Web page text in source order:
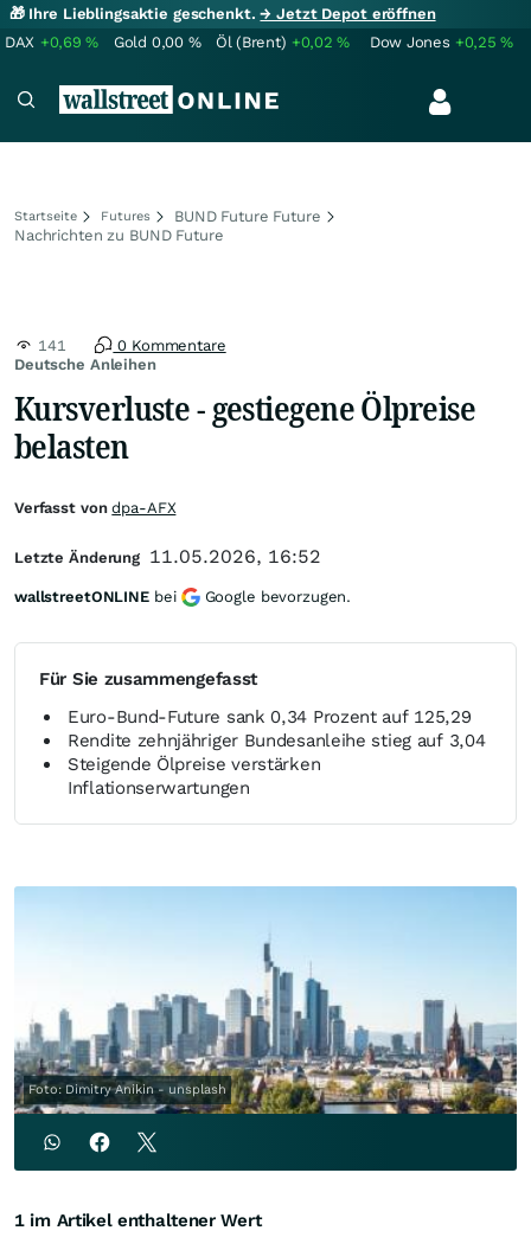
🎁 Ihre Lieblingsaktie geschenkt.→ Jetzt Depot eröffnen
DAX +0,69% Gold 0,00 % Öl (Brent) +0,02% Dow Jones +0,25%
Startseite Futures
BUND Future Future
Nachrichten zu BUND Future
Deutsche Anleihen
141 0 Kommentare
Kursverluste - gestiegene Ölpreise
belasten
Für Sie zusammengefasst
Euro-Bund-Future sank 0,34 Prozent auf 125,29
Rendite zehnjähriger Bundesanleihe stieg auf 3,04
Steigende Ölpreise verstärken
Inflationserwartungen
Foto: Dimitry Anikin - unsplash
Verfasst vondpa-AFX
Letzte Änderung 11.05.2026, 16:52
wallstreetONLINE bei Google bevorzugen.
1 im Artikel enthaltener Wert